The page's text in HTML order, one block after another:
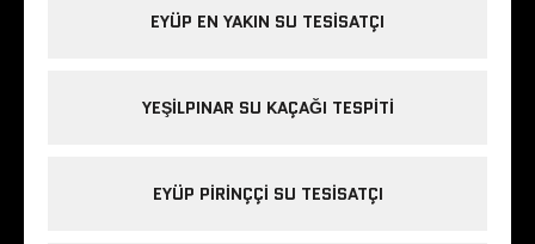
EYÜP EN YAKIN SU TESISATÇI
YEŞILPINAR SU KAÇAĞI TESPITI
EYÜP PIRINÇÇI SU TESISATÇI